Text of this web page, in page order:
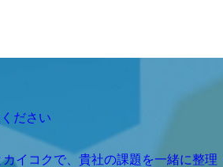
ださい
イコクで、貴社の課題を一緒に整理